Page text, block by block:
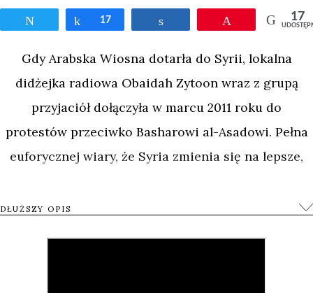
Tweetnij Udostępnij
17 Przypnij 17
Gdy Arabska Wiosna dotarła do Syrii, lokalna
didżejka radiowa Obaidah Zytoon wraz z grupą
przyjaciół dołączyła w marcu 2011 roku do
protestów przeciwko Basharowi al-Asadowi. Pełna
euforycznej wiary, że Syria zmienia się na lepsze,
zaczęła filmować wspólne rewolucyjne
DŁUŻSZY OPIS